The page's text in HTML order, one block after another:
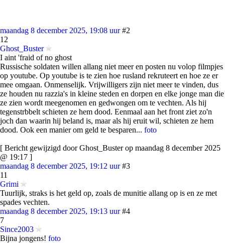
maandag 8 december 2025, 19:08 uur #2
12
Ghost_Buster
I aint 'fraid of no ghost
Russische soldaten willen allang niet meer en posten nu volop filmpjes
op youtube. Op youtube is te zien hoe rusland rekruteert en hoe ze er
mee omgaan. Onmenselijk. Vrijwilligers zijn niet meer te vinden, dus
ze houden nu razzia's in kleine steden en dorpen en elke jonge man die
ze zien wordt meegenomen en gedwongen om te vechten. Als hij
tegenstrbbelt schieten ze hem dood. Eenmaal aan het front ziet zo'n
joch dan waarin hij beland is, maar als hij eruit wil, schieten ze hem
dood. Ook een manier om geld te besparen... foto
[ Bericht gewijzigd door Ghost_Buster op maandag 8 december 2025
@ 19:17 ]
maandag 8 december 2025, 19:12 uur #3
11
Grimi
Tuurlijk, straks is het geld op, zoals de munitie allang op is en ze met
spades vechten.
maandag 8 december 2025, 19:13 uur #4
7
Since2003
Bijna jongens! foto